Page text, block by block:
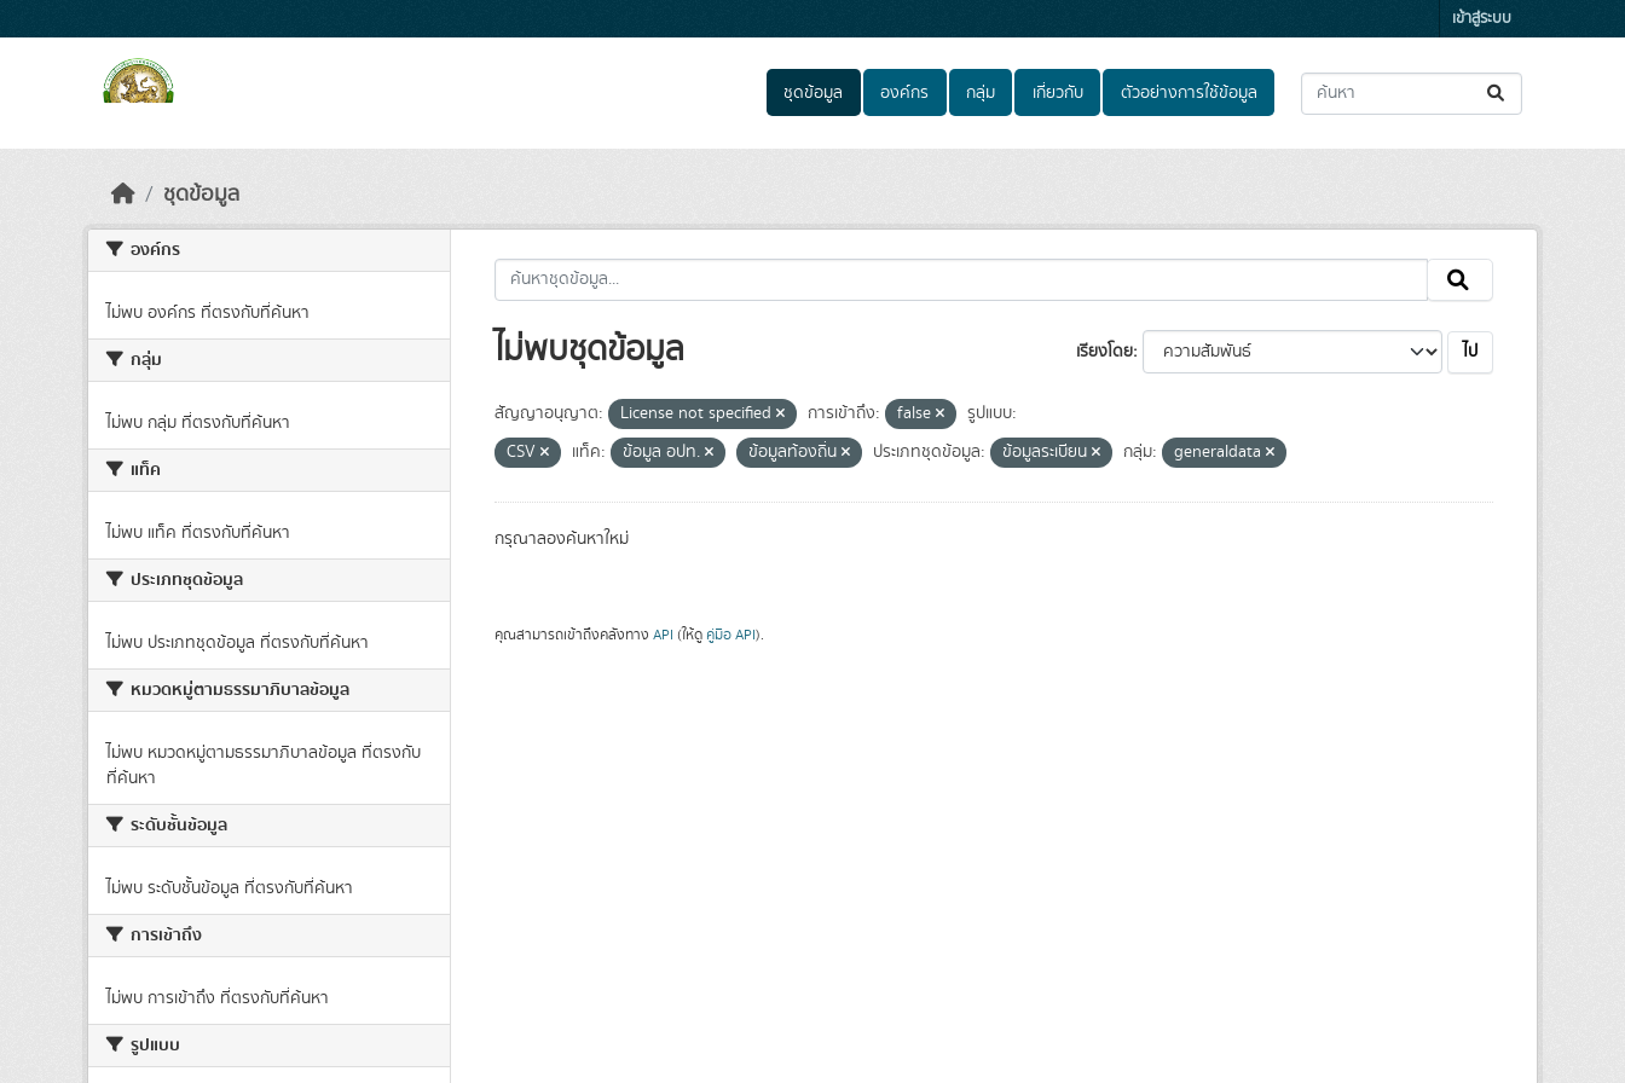
เข้าสู่ระบบ
ชุดข้อมูล องค์กร กลุ่ม เกี่ยวกับ ตัวอย่างการใช้ข้อมูล
ชุดข้อมูล
องค์กร
ไม่พบ องค์กร ที่ตรงกับที่ค้นหา
กลุ่ม
ไม่พบ กลุ่ม ที่ตรงกับที่ค้นหา
แท็ค
ไม่พบ แท็ค ที่ตรงกับที่ค้นหา
ประเภทชุดข้อมูล
ไม่พบ ประเภทชุดข้อมูล ที่ตรงกับที่ค้นหา
หมวดหมู่ตามธรรมาภิบาลข้อมูล
ไม่พบ หมวดหมู่ตามธรรมาภิบาลข้อมูล ที่ตรงกับ
ที่ค้นหา
ระดับชั้นข้อมูล
ไม่พบ ระดับชั้นข้อมูล ที่ตรงกับที่ค้นหา
การเข้าถึง
ไม่พบ การเข้าถึง ที่ตรงกับที่ค้นหา
รูปแบบ
เรียงโดย ไป
ไม่พบชุดข้อมูล
สัญญาอนุญาต: License not specified การเข้าถึง: false
รูปแบบ:
CSV
แท็ค: ข้อมูล อปท. ข้อมูลท้องถิ่น ประเภทชุดข้อมูล: ข้อมูลระเบียน กลุ่ม: generaldata
กรุณาลองค้นหาใหม่
คุณสามารถเข้าถึงคลังทาง API (ให้ดู คู่มือ API).